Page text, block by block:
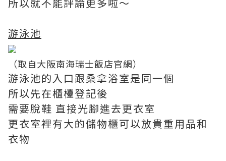
游泳池
（取自大阪南海瑞士飯店官網）
游泳池的入口跟桑拿浴室是同一個
所以先在櫃檯登記後
需要脫鞋 直接光腳進去更衣室
更衣室裡有大的儲物櫃可以放貴重用品和
衣物